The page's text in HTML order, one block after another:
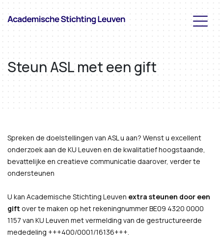
Steun ASL met een gift
Spreken de doelstellingen van ASL u aan? Wenst u excellent
onderzoek aan de KU Leuven en de kwalitatief hoogstaande,
bevattelijke en creatieve communicatie daarover, verder te
ondersteunen
U kan Academische Stichting Leuven extra steunen door een
gift over te maken op het rekeningnummer BE09 4320 0000
1157 van KU Leuven met vermelding van de gestructureerde
mededeling +++400/0001/16136+++.